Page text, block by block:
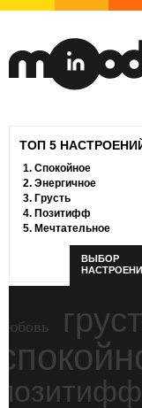
ТОП 5
1. Спокойное
2. Энергичное
3. Грусть
4. Позитифф
5. Мечтательное
ВЫБОР